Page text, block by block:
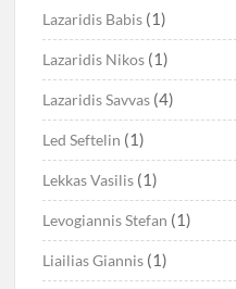
Lazaridis Babis (1)
Lazaridis Nikos (1)
Lazaridis Savvas (4)
Led Seftelin (1)
Lekkas Vasilis (1)
Levogiannis Stefan (1)
Liailias Giannis (1)